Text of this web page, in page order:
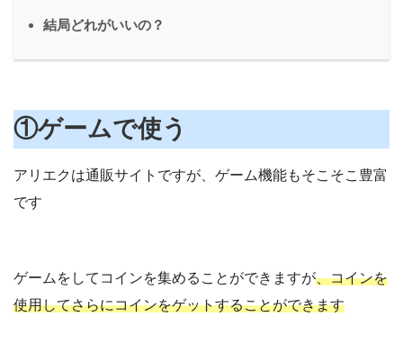
結局どれがいいの？
①ゲームで使う
アリエクは通販サイトですが、ゲーム機能もそこそこ豊富
です
ゲームをしてコインを集めることができますが、コインを
使用してさらにコインをゲットすることができます